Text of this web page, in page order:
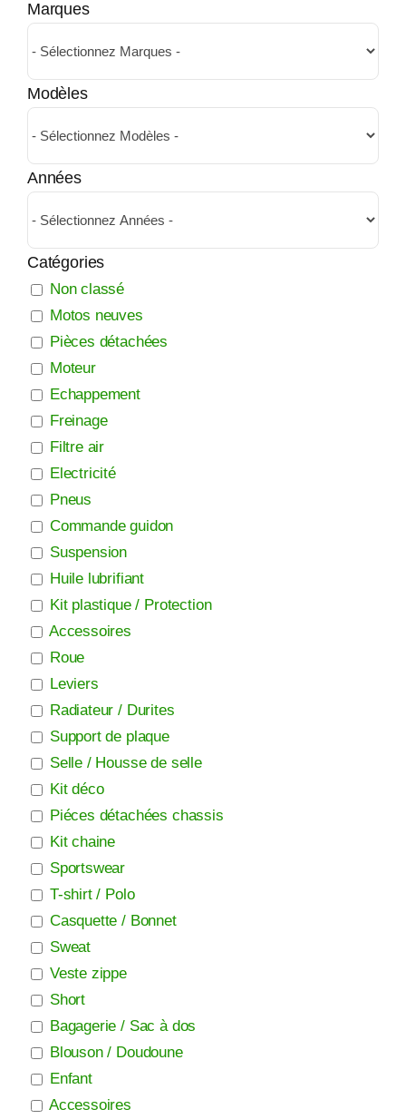
Marques
Modèles
Années
Catégories
Non classé
Motos neuves
Pièces détachées
Moteur
Echappement
Freinage
Filtre air
Electricité
Pneus
Commande guidon
Suspension
Huile lubrifiant
Kit plastique / Protection
Accessoires
Roue
Leviers
Radiateur / Durites
Support de plaque
Selle / Housse de selle
Kit déco
Piéces détachées chassis
Kit chaine
Sportswear
T-shirt / Polo
Casquette / Bonnet
Sweat
Veste zippe
Short
Bagagerie / Sac à dos
Blouson / Doudoune
Enfant
Accessoires